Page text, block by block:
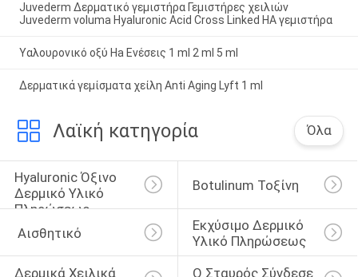
Juvederm Δερματικό γεμιστήρα Γεμιστήρες χειλιών
Juvederm voluma Hyaluronic Acid Cross Linked HA γεμιστήρα
Υαλουρονικό οξύ Ha Ενέσεις 1 ml 2 ml 5 ml
Δερματικά γεμίσματα χείλη Anti Aging Lyft 1 ml
Λαϊκή κατηγορία Όλα
Hyaluronic Όξινο
Δερμικό Υλικό
Πληρώσεως
Botulinum Τοξίνη
Αισθητικό
Εκχύσιμο Δερμικό
Υλικό Πληρώσεως
Δερμικά Χειλικά
Ο Σταυρός Σύνδεσε